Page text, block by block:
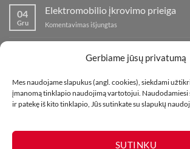
Gerbiame jūsų privatumą
Mes naudojame slapukus (angl. cookies), siekdami
įmanomą tinklapio naudojimą vartotojui.
ir patekę iš kito tinklapio, Jūs sutinkate su slapukų
SUTINKU
04
Gru
Elektromobilio įkrovimo prieiga
Komentavimas išjungtas
prieiga
įraše
fejerverkų
parduotuvė
Klaipedoje!
01
Lap
Kaip fotografuoti fejerverkus
Komentavimas išjungtasįraše